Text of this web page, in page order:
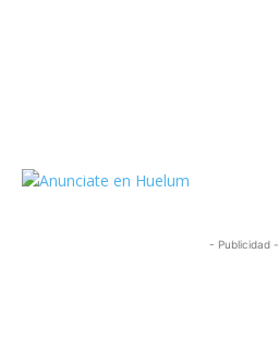
- Publicidad -